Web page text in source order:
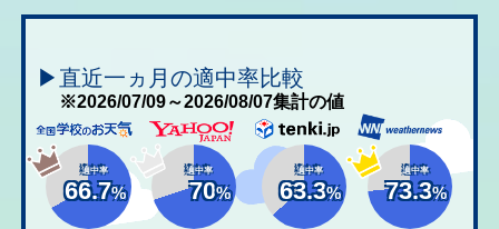
▶直近一ヵ月の適中率比較
※2026/07/09～2026/08/07集計の値
適中率
66.7%
適中率
70%
適中率
63.3%
適中率
73.3%